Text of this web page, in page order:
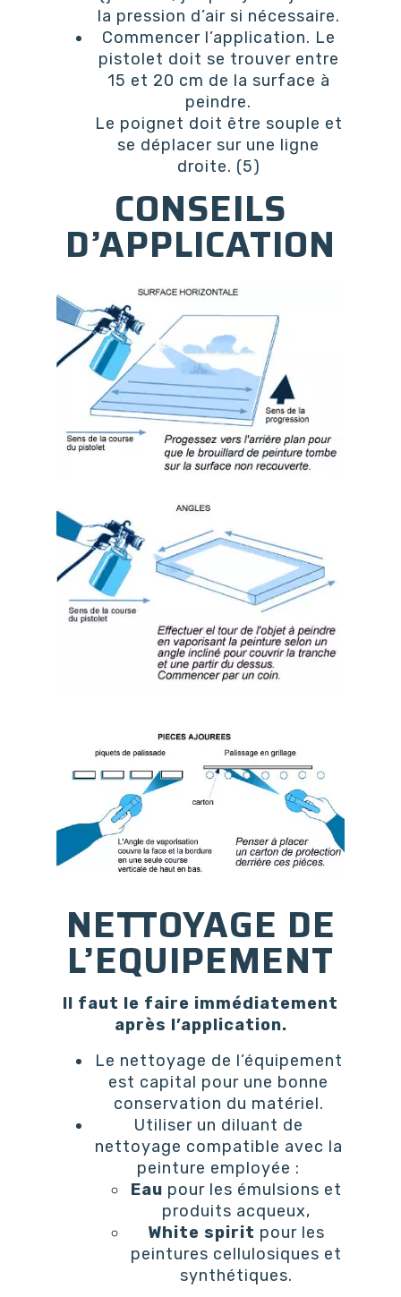
la pression d’air si nécessaire.
Commencer l’application. Le
pistolet doit se trouver entre
15 et 20 cm de la surface à
peindre.
Le poignet doit être souple et
se déplacer sur une ligne
droite. (5)
CONSEILS
D’APPLICATION
NETTOYAGE DE
L’EQUIPEMENT
Il faut le faire immédiatement
après l’application.
Le nettoyage de l’équipement
est capital pour une bonne
conservation du matériel.
Utiliser un diluant de
nettoyage compatible avec la
peinture employée :
Eau pour les émulsions et
produits acqueux,
White spirit pour les
peintures cellulosiques et
synthétiques.